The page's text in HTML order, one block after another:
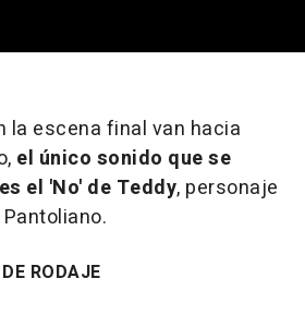
la escena final van hacia
el único sonido que se
el 'No' de Teddy, personaje
RODAJE